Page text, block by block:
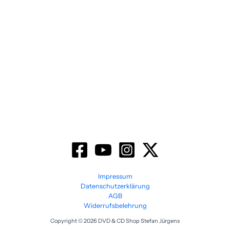
Impressum
Datenschutzerklärung
AGB
Widerrufsbelehrung
Copyright © 2026 DVD & CD Shop Stefan Jürgens